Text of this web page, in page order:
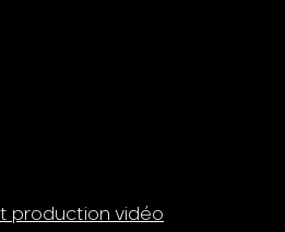
production vidéo